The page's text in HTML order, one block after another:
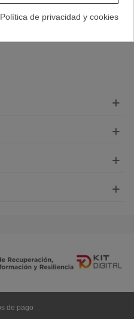
Política de privacidad y cookies